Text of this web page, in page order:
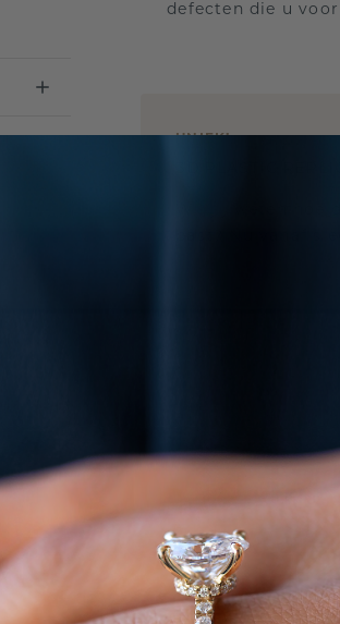
defecten die u
UNIEK!
Wil jij weten hoe